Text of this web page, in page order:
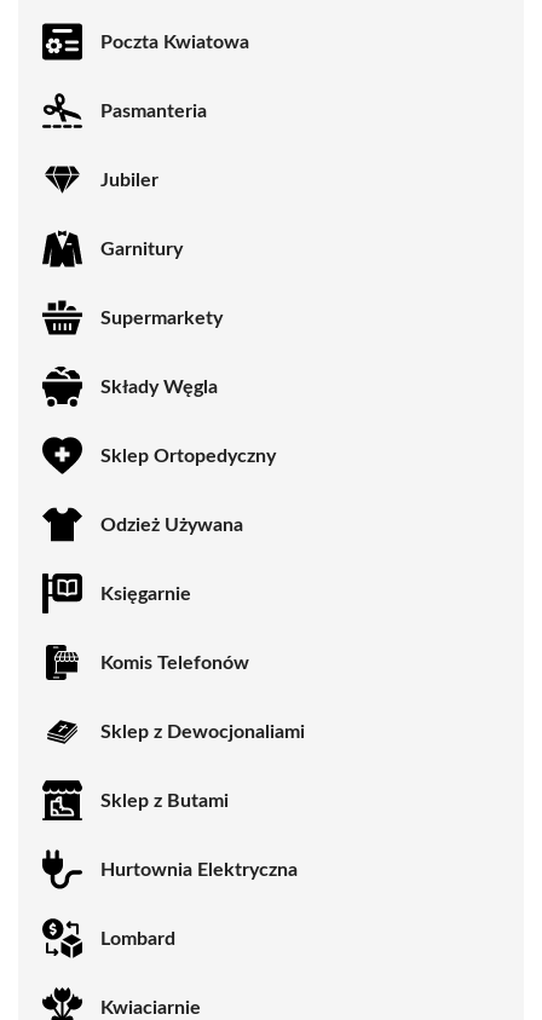
Poczta Kwiatowa
Pasmanteria
Jubiler
Garnitury
Supermarkety
Składy Węgla
Sklep Ortopedyczny
Odzież Używana
Księgarnie
Komis Telefonów
Sklep z Dewocjonaliami
Sklep z Butami
Hurtownia Elektryczna
Lombard
Kwiaciarnie